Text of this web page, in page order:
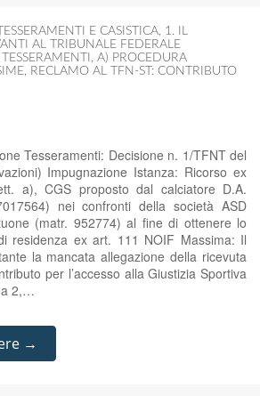
E CASISTICA, 1. IL
AL TRIBUNALE FEDERALE
, A) PROCEDURA
, RECLAMO AL TFN-ST: CONTRIBUTO
Tesseramenti: Decisione n. 1/TFNT del
Impugnazione Istanza: Ricorso ex
a), CGS proposto dal calciatore D.A.
nei confronti della società ASD
(matr. 952774) al fine di ottenere lo
residenza ex art. 111 NOIF Massima: Il
la mancata allegazione della ricevuta
per l’accesso alla Giustizia Sportiva
2,…
→